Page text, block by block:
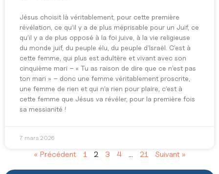
Jésus choisit là véritablement, pour cette première
révélation, ce qu’il y a de plus méprisable pour un Juif, ce
qu’il y a de plus opposé à la foi juive, à la vie religieuse
du monde juif, du peuple élu, du peuple d’Israël. C’est à
cette femme, qui plus est adultère et vivant avec son
cinquième mari – « Tu as raison de dire que ce n’est pas
ton mari » – donc une femme véritablement proscrite,
une femme de rien et qui n’a rien pour plaire, c’est à
cette femme que Jésus va révéler, pour la première fois
sa messianité !
7 mars 2026
« Précédent 1 2 3 4 … 21 Suivant »